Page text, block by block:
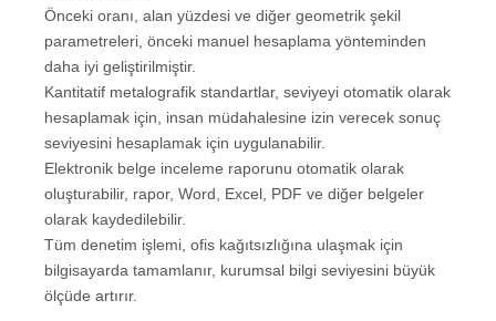
Önceki oranı, alan yüzdesi ve diğer geometrik şekil
parametreleri, önceki manuel hesaplama yönteminden
daha iyi geliştirilmiştir.
Kantitatif metalografik standartlar, seviyeyi otomatik olarak
hesaplamak için, insan müdahalesine izin verecek sonuç
seviyesini hesaplamak için uygulanabilir.
Elektronik belge inceleme raporunu otomatik olarak
oluşturabilir, rapor, Word, Excel, PDF ve diğer belgeler
olarak kaydedilebilir.
Tüm denetim işlemi, ofis kağıtsızlığına ulaşmak için
bilgisayarda tamamlanır, kurumsal bilgi seviyesini büyük
ölçüde artırır.